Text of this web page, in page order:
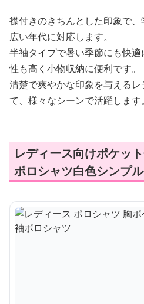
襟付きのきちんとした印象で
広い年代に対応します。
半袖タイプで暑い季節にも快
性も高く小物収納に便利です。
清楚で爽やかな印象を与える
て、様々なシーンで活躍します。
レディース向けポケッ
ポロシャツ白色シンプル